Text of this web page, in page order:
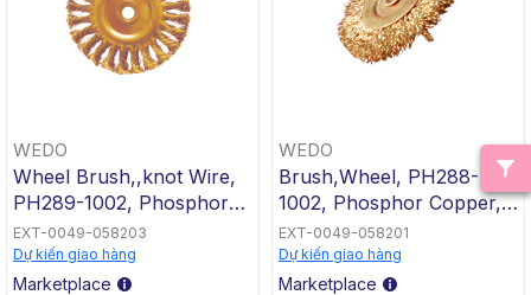
WEDO
Wheel Brush,,knot Wire,
PH289-1002, Phosphor
Copper, Φ125x15mm,
WEDO, Non-Sparking
EXT-0049-058203
Dự kiến giao hàng
Marketplace
WEDO
Brush,Wheel, PH288-
1002, Phosphor Copper,
Φ75x10mm, WEDO, Non-
Sparking
EXT-0049-058201
Dự kiến giao hàng
Marketplace